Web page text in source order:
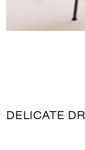
DELICATE